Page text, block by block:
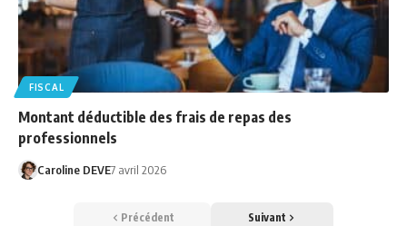
FISCAL
Montant déductible des frais de repas des
professionnels
Caroline DEVE7 avril 2026
Précédent Suivant